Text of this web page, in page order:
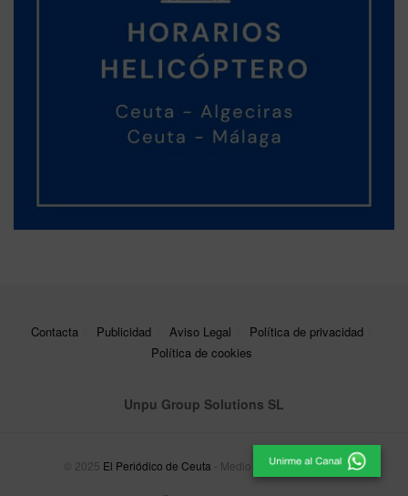
Contacta Publicidad Aviso Legal
Política de privacidad
Política de cookies
Unpu Group Solutions SL
© 2025 El Periódico de Ceuta - Medio de Comunicación